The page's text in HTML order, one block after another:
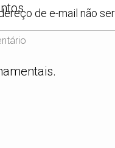
de e-mail não